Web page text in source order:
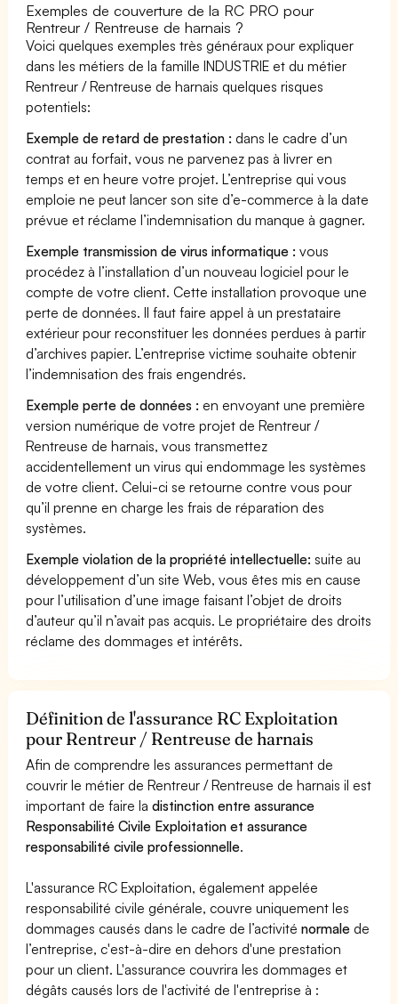
Exemples de couverture de la RC PRO pour
Rentreur / Rentreuse de harnais ?
Voici quelques exemples très généraux pour expliquer
dans les métiers de la famille INDUSTRIE et du métier
Rentreur / Rentreuse de harnais quelques risques
potentiels:
Exemple de retard de prestation : dans le cadre d’un
contrat au forfait, vous ne parvenez pas à livrer en
temps et en heure votre projet. L’entreprise qui vous
emploie ne peut lancer son site d’e-commerce à la date
prévue et réclame l’indemnisation du manque à gagner.
Exemple transmission de virus informatique : vous
procédez à l’installation d’un nouveau logiciel pour le
compte de votre client. Cette installation provoque une
perte de données. Il faut faire appel à un prestataire
extérieur pour reconstituer les données perdues à partir
d’archives papier. L’entreprise victime souhaite obtenir
l’indemnisation des frais engendrés.
Exemple perte de données : en envoyant une première
version numérique de votre projet de Rentreur /
Rentreuse de harnais, vous transmettez
accidentellement un virus qui endommage les systèmes
de votre client. Celui-ci se retourne contre vous pour
qu’il prenne en charge les frais de réparation des
systèmes.
Exemple violation de la propriété intellectuelle: suite au
développement d’un site Web, vous êtes mis en cause
pour l’utilisation d’une image faisant l’objet de droits
d’auteur qu’il n’avait pas acquis. Le propriétaire des droits
réclame des dommages et intérêts.
Définition de l'assurance RC Exploitation
pour Rentreur / Rentreuse de harnais
Afin de comprendre les assurances permettant de
couvrir le métier de Rentreur / Rentreuse de harnais il est
important de faire ladistinction entre assurance
Responsabilité Civile Exploitation et assurance
responsabilité civile professionnelle.
L'assurance RC Exploitation, également appelée
responsabilité civile générale, couvre uniquement les
dommages causés dans le cadre de l’activiténormale de
l’entreprise, c'est-à-dire en dehors d'une prestation
pour un client. L'assurance couvrira les dommages et
dégâts causés lors de l'activité de l'entreprise à :